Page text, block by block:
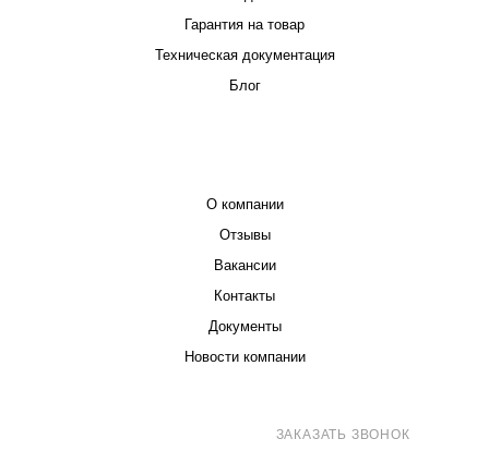
Гарантия на товар
Техническая документация
Блог
О компании
Отзывы
Вакансии
Контакты
Документы
Новости компании
ЗАКАЗАТЬ ЗВОНОК